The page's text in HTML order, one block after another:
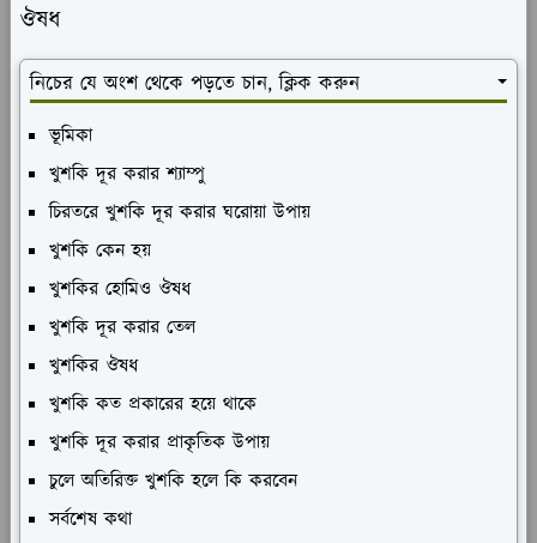
ঔষধ
নিচের যে অংশ থেকে পড়তে চান, ক্লিক করুন
ভূমিকা
খুশকি দূর করার শ্যাম্পু
চিরতরে খুশকি দূর করার ঘরোয়া উপায়
খুশকি কেন হয়
খুশকির হোমিও ঔষধ
খুশকি দূর করার তেল
খুশকির ঔষধ
খুশকি কত প্রকারের হয়ে থাকে
খুশকি দূর করার প্রাকৃতিক উপায়
চুলে অতিরিক্ত খুশকি হলে কি করবেন
সর্বশেষ কথা